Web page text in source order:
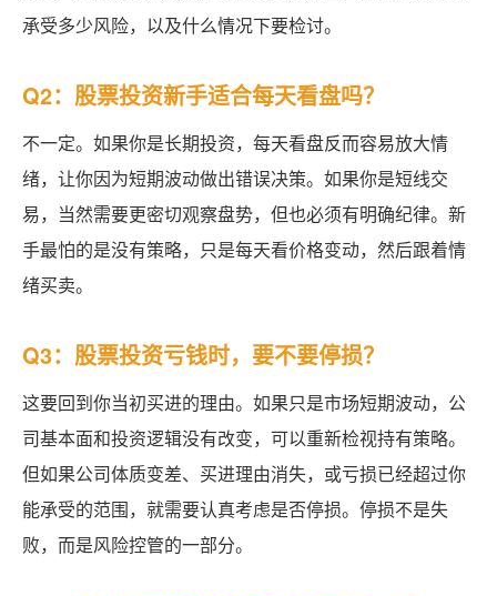
承受多少风险，以及什么情况下要检讨。
Q2：股票投资新手适合每天看盘吗？
不一定。如果你是长期投资，每天看盘反而容易放大情
绪，让你因为短期波动做出错误决策。如果你是短线交
易，当然需要更密切观察盘势，但也必须有明确纪律。新
手最怕的是没有策略，只是每天看价格变动，然后跟着情
绪买卖。
Q3：股票投资亏钱时，要不要停损？
这要回到你当初买进的理由。如果只是市场短期波动，公
司基本面和投资逻辑没有改变，可以重新检视持有策略。
但如果公司体质变差、买进理由消失，或亏损已经超过你
能承受的范围，就需要认真考虑是否停损。停损不是失
败，而是风险控管的一部分。